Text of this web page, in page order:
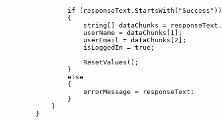
                if (responseText.StartsWith("Success"))
                {
string[] dataChunks =
                    userName = dataChunks[1];
                    userEmail = dataChunks[2];
                    isLoggedIn = true;
                    ResetValues();
                }
                else
                {
                    errorMessage = responseText;
                }
            }
        }